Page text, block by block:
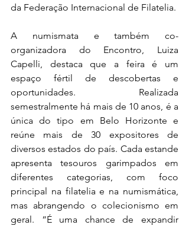
da Federação Internacional de Filatelia.
A numismata e também co-
organizadora do Encontro, Luiza
Capelli, destaca que a feira é um
espaço fértil de descobertas e
oportunidades. Realizada
semestralmente há mais de 10 anos, é a
única do tipo em Belo Horizonte e
reúne mais de 30 expositores de
diversos estados do país. Cada estande
apresenta tesouros garimpados em
diferentes categorias, com foco
principal na filatelia e na numismática,
mas abrangendo o colecionismo em
geral. “É uma chance de expandir